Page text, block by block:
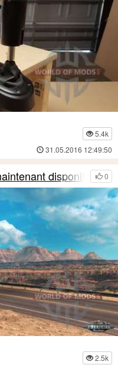
5.4k
31.05.2016 12:49:50
0
disponible!
2.5k